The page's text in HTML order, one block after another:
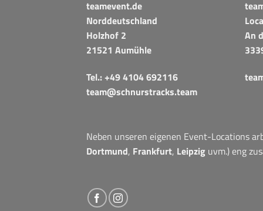
teamevent.de
Norddeutschland
Holzhof 2
21521 Aumühle
Tel.:+49 4104 692116
team@schnurstracks.team
An
Neben unseren eigenen Event-Locations
Dortmund, Frankfurt, Leipzig uvm.) eng